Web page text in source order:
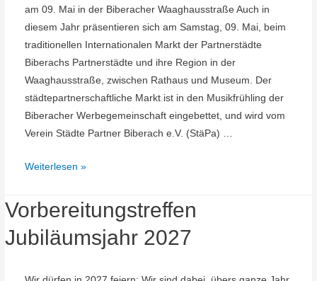
am 09. Mai in der Biberacher Waaghausstraße Auch in
diesem Jahr präsentieren sich am Samstag, 09. Mai, beim
traditionellen Internationalen Markt der Partnerstädte
Biberachs Partnerstädte und ihre Region in der
Waaghausstraße, zwischen Rathaus und Museum. Der
städtepartnerschaftliche Markt ist in den Musikfrühling der
Biberacher Werbegemeinschaft eingebettet, und wird vom
Verein Städte Partner Biberach e.V. (StäPa) …
Internationaler
der
Partnerstädte
Weiterlesen »
Vorbereitungstreffen
Jubiläumsjahr 2027